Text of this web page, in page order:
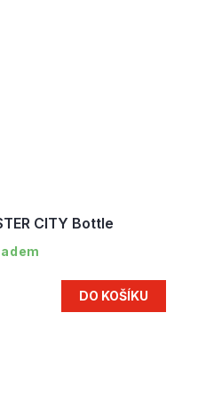
CITY Bottle
DO KOŠÍKU